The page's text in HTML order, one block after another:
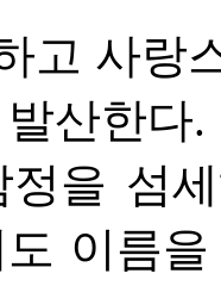
고 사랑
산한다
을 섬
이름